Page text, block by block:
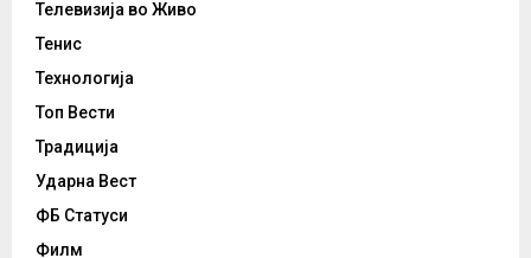
Телевизија во Живо
Тенис
Технологија
Топ Вести
Традиција
Ударна Вест
ФБ Статуси
Филм